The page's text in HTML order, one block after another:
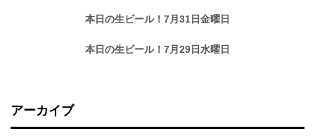
本日の生ビール！7月31日金曜日
本日の生ビール！7月29日水曜日
アーカイブ